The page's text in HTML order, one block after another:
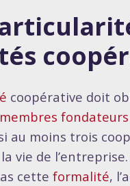
coopérative doit
membres fondateurs
au moins trois
vie de
cette formalité,